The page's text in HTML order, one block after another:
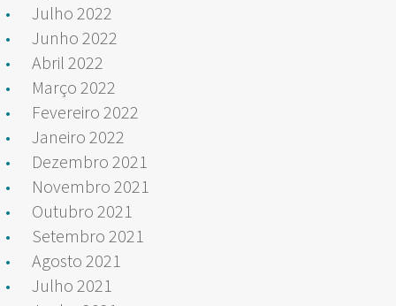
Julho 2022
Junho 2022
Abril 2022
Março 2022
Fevereiro 2022
Janeiro 2022
Dezembro 2021
Novembro 2021
Outubro 2021
Setembro 2021
Agosto 2021
Julho 2021